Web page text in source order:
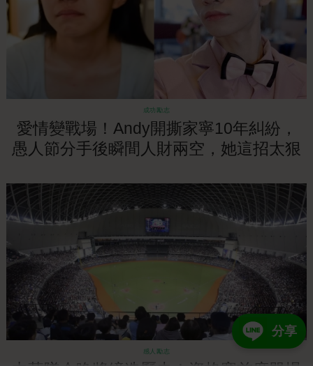
分享
成功勵志
愛情變戰場！Andy開撕家寧10年糾紛，
愚人節分手後瞬間人財兩空，她這招太狠
感人勵志